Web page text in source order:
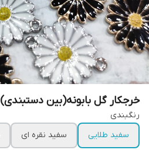
خرجکار گل بابونه(بین دستبندی)
رنگبندی
سفید طلایی
سفید نقره ای